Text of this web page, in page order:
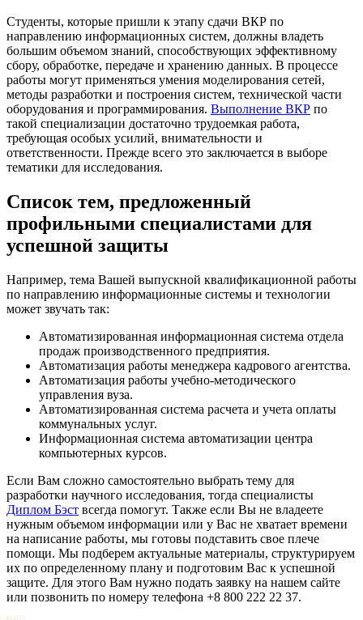
Студенты, которые пришли к этапу сдачи ВКР по
направлению информационных систем, должны владеть
большим объемом знаний, способствующих эффективному
сбору, обработке, передаче и хранению данных. В процессе
работы могут применяться умения моделирования сетей,
методы разработки и построения систем, технической части
оборудования и программирования. Выполнение ВКР по
такой специализации достаточно трудоемкая работа,
требующая особых усилий, внимательности и
ответственности. Прежде всего это заключается в выборе
тематики для исследования.
Список тем, предложенный
профильными специалистами для
успешной защиты
Например, тема Вашей выпускной квалификационной работы
по направлению информационные системы и технологии
может звучать так:
Автоматизированная информационная система отдела
продаж производственного предприятия.
Автоматизация работы менеджера кадрового агентства.
Автоматизация работы учебно-методического
управления вуза.
Автоматизированная система расчета и учета оплаты
коммунальных услуг.
Информационная система автоматизации центра
компьютерных курсов.
Если Вам сложно самостоятельно выбрать тему для
разработки научного исследования, тогда специалисты
Диплом Бэст всегда помогут. Также если Вы не владеете
нужным объемом информации или у Вас не хватает времени
на написание работы, мы готовы подставить свое плече
помощи. Мы подберем актуальные материалы, структурируем
их по определенному плану и подготовим Вас к успешной
защите. Для этого Вам нужно подать заявку на нашем сайте
или позвонить по номеру телефона +8 800 222 22 37.